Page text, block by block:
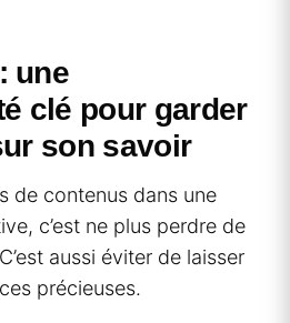
une
clé pour garder
son savoir
de contenus dans une
c’est ne plus perdre de
aussi éviter de laisser
précieuses.